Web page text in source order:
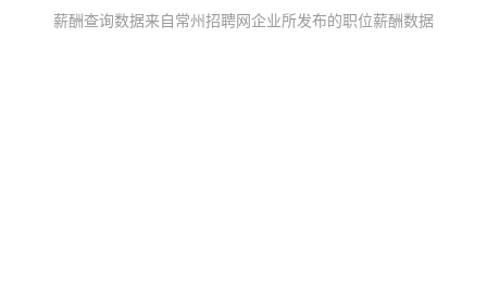
薪酬查询数据来自常州招聘网企业所发布的职位薪酬数据